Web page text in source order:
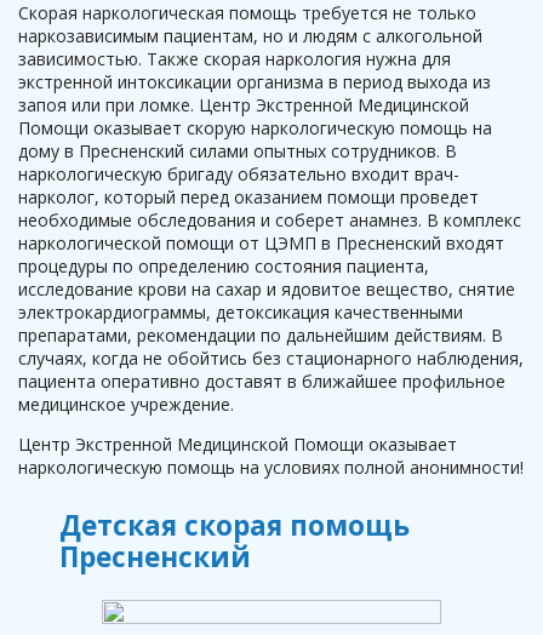
Скорая наркологическая помощь требуется не только
наркозависимым пациентам, но и людям с алкогольной
зависимостью. Также скорая наркология нужна для
экстренной интоксикации организма в период выхода из
запоя или при ломке. Центр Экстренной Медицинской
Помощи оказывает скорую наркологическую помощь на
дому в Пресненский силами опытных сотрудников. В
наркологическую бригаду обязательно входит врач-
нарколог, который перед оказанием помощи проведет
необходимые обследования и соберет анамнез. В комплекс
наркологической помощи от ЦЭМП в Пресненский входят
процедуры по определению состояния пациента,
исследование крови на сахар и ядовитое вещество, снятие
электрокардиограммы, детоксикация качественными
препаратами, рекомендации по дальнейшим действиям. В
случаях, когда не обойтись без стационарного наблюдения,
пациента оперативно доставят в ближайшее профильное
медицинское учреждение.
Центр Экстренной Медицинской Помощи оказывает
наркологическую помощь на условиях полной анонимности!
Детская скорая помощь
Пресненский